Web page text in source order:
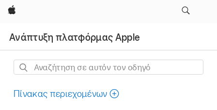
Apple
Ανάπτυξη πλατφόρμας Apple
Αναζήτηση
αυτόν
Πίνακας περιεχομένων